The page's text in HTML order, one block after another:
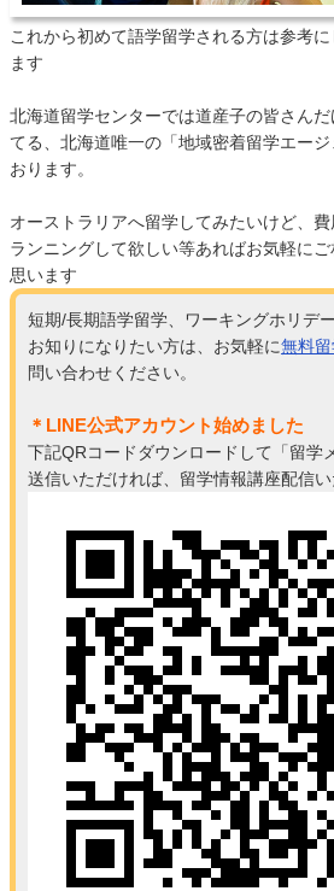
これから初めて語学留学される方は参考
ます
北海道留学センターでは道産子の皆さん
てる、北海道唯一の「地域密着留学エー
おります。
オーストラリアへ留学してみたいけど、
ランニングして欲しい等あればお気軽に
思います
短期/長期語学留学、ワーキングホリデ
お知りになりたい方は、お気軽に無料
問い合わせください。
＊LINE公式アカウント始めました
下記QRコードダウンロードして「留学
送信いただければ、留学情報講座配信